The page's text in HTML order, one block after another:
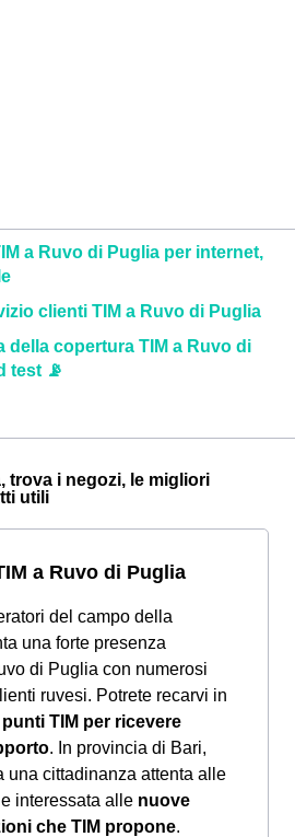
a Ruvo di Puglia per internet,
clienti TIM a Ruvo di Puglia
della copertura TIM a Ruvo di
test 📡
trova i negozi, le migliori
utili
a Ruvo di Puglia
del campo della
una forte presenza
di Puglia con numerosi
ruvesi. Potrete recarvi in
punti TIM per ricevere
. In provincia di Bari,
una cittadinanza attenta alle
interessata alle nuove
che TIM propone.